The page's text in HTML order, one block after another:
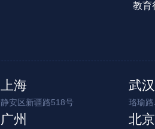
教育
上海
静安区新疆路518号
武汉
珞瑜
广州 北